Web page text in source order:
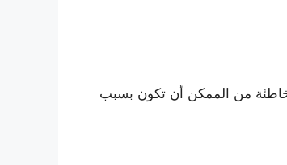
من الممكن أن تكون بسبب